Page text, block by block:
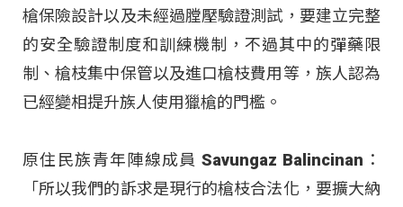
槍保險設計以及未經過膛壓驗證測試，要建立完整
的安全驗證制度和訓練機制，不過其中的彈藥限
制、槍枝集中保管以及進口槍枝費用等，族人認為
已經變相提升族人使用獵槍的門檻。
原住民族青年陣線成員 Savungaz Balincinan：
「所以我們的訴求是現行的槍枝合法化，要擴大納